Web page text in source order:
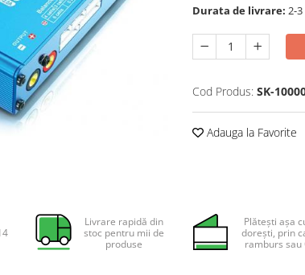
Durata de livrare: 2-3
Cod Produs: SK-
Adauga la Favorite
Livrare rapidă din
stoc pentru mii de
produse
Plătești așa
dorești, prin
ramburs sau